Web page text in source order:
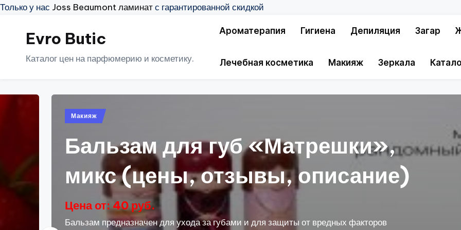
Только у нас Joss Beaumont ламинатс гарантированной скидкой
ПерейтиEvro Butic
Каталог цен на парфюмерию и косметику.
Ароматерапия Гигиена Депиляция Загар
Лечебная косметика Макияж Зеркала
губ «Матрешки»,
описание)
губами и для защиты от вредных факторов